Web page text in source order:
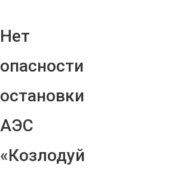
Нет
опасности
остановки
АЭС
«Козлодуй